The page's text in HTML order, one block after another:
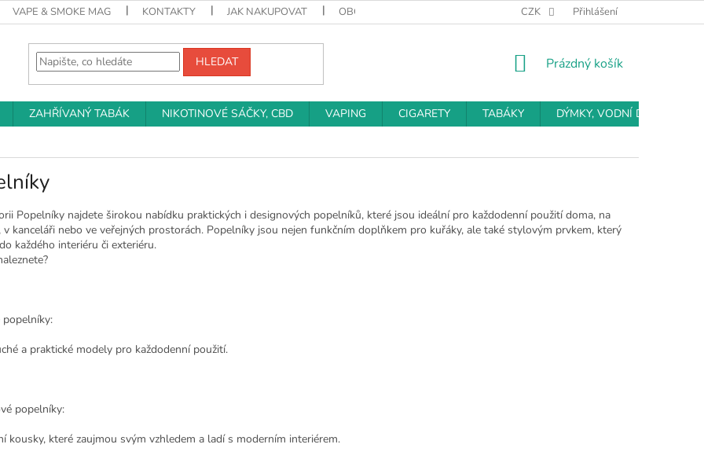
VAPE & SMOKE MAG KONTAKTY JAK NAKUPOVAT OBCHODNÍ PODMÍNKY PODMÍNKY OCHRANY OSOBNÍCH ÚDAJŮ
CZK Přihlášení
HLEDAT
NÁKUPNÍ
Prázdný košík
ZAHŘÍVANÝ TABÁK NIKOTINOVÉ SÁČKY, CBD VAPING CIGARETY TABÁKY
DÝMKY, VODNÍ DÝMKY
Popelníky najdete širokou nabídku praktických i designových popelníků, které jsou ideální pro každodenní použití doma, na
v kanceláři nebo ve veřejných prostorách. Popelníky jsou nejen funkčním doplňkem pro kuřáky, ale také stylovým prvkem, který
každého interiéru či exteriéru.
popelníky:
a praktické modely pro každodenní použití.
popelníky:
kousky, které zaujmou svým vzhledem a ladí s moderním interiérem.